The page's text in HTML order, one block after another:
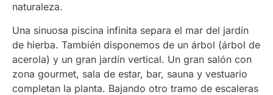
naturaleza.
Una sinuosa piscina infinita separa el mar del jardín
de hierba. También disponemos de un árbol (árbol de
acerola) y un gran jardín vertical. Un gran salón con
zona gourmet, sala de estar, bar, sauna y vestuario
completan la planta. Bajando otro tramo de escaleras